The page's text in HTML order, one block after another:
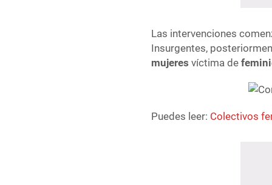
Las intervenciones
Insurgentes,
mujeres víctima de
Puedes leer: Colectivos